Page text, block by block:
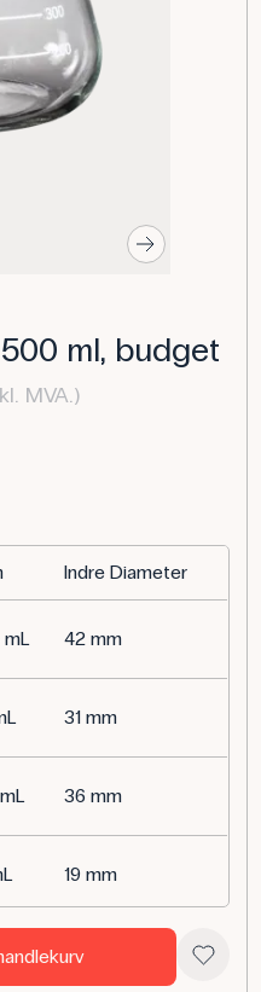
ml, budget
MVA.)
Indre Diameter
42 mm
31 mm
36 mm
19 mm
30 mm